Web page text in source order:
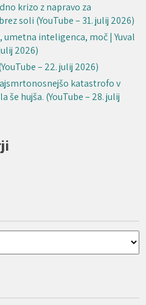
krizo z napravo za
soli (YouTube – 31. julij 2026)
inteligenca, moč | Yuval
2026)
– 22. julij 2026)
katastrofo v
še hujša. (YouTube – 28. julij